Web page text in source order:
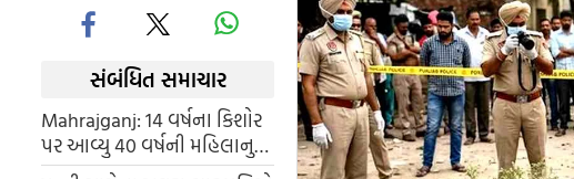
સંબંધિત સમાચાર
Mahrajganj: 14 વર્ષના કિશોર
પર આવ્યુ 40 વર્ષની મહિલાનુ
દિલ, સગીર સાથે રહેવા માટે જીદે